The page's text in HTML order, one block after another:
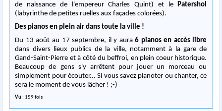
de naissance de l'empereur Charles Quint) et le
Patershol
(labyrinthe de petites ruelles aux façades colorées).
Des pianos en plein air dans toute la ville !
Du 13 août au 17 septembre, il y aura6 pianos en accès libre
dans divers lieux publics de la ville, notamment à la gare de
Gand-Saint-Pierre et à côté du beffroi, en plein coeur historique.
Beaucoup de gens s'y arrêtent pour jouer un morceau ou
simplement pour écouter... Si vous savez pianoter ou chanter, ce
sera le moment de vous lâcher ! ;-)
Vu : 159 fois